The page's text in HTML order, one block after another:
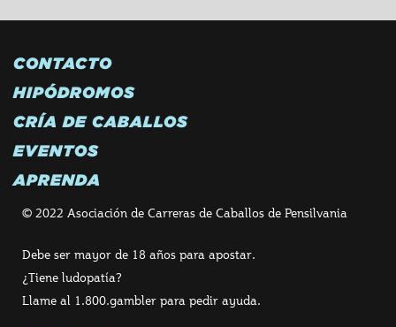
CONTACTO
HIPÓDROMOS
CRÍA DE CABALLOS
EVENTOS
APRENDA
© 2022 Asociación de Carreras de Caballos de Pensilvania
Debe ser mayor de 18 años para apostar.
¿Tiene ludopatía?
Llame al 1.800.gambler para pedir ayuda.